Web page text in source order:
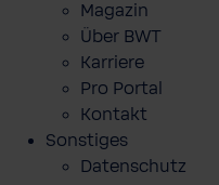
Magazin
Über BWT
Karriere
Pro Portal
Kontakt
Sonstiges
Datenschutz